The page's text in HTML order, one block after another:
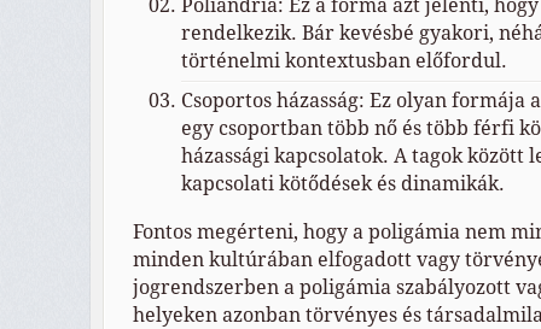
Poliandria: Ez a forma azt jelenti,
rendelkezik. Bár kevésbé gyakori,
történelmi kontextusban előfordul.
Csoportos házasság: Ez olyan formája
egy csoportban több nő és több férfi
házassági kapcsolatok. A tagok között
kapcsolati kötődések és dinamikák.
Fontos megérteni, hogy a poligámia nem
minden kultúrában elfogadott vagy
jogrendszerben a poligámia szabályozott
helyeken azonban törvényes és